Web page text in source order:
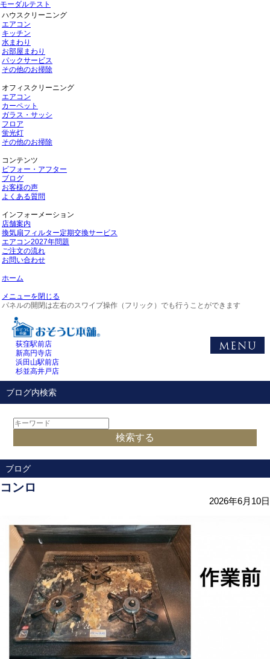
モーダルテスト
ハウスクリーニング
エアコン
キッチン
水まわり
お部屋まわり
パックサービス
その他のお掃除
オフィスクリーニング
エアコン
カーペット
ガラス・サッシ
フロア
蛍光灯
その他のお掃除
コンテンツ
ビフォー・アフター
ブログ
お客様の声
よくある質問
インフォーメーション
店舗案内
換気扇フィルター定期交換サービス
エアコン2027年問題
ご注文の流れ
お問い合わせ
ホーム
メニューを閉じる
パネルの開閉は左右のスワイプ操作（フリック）でも行うことができます
荻窪駅前店
新高円寺店
浜田山駅前店
杉並高井戸店
ブログ内検索
ブログ
コンロ
2026年6月10日